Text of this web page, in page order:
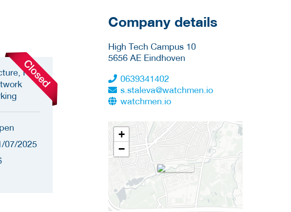
IT
07/2025
Company details
High Tech Campus 10
5656 AE Eindhoven
0639341402
s.staleva@watchmen.io
watchmen.io
+
−